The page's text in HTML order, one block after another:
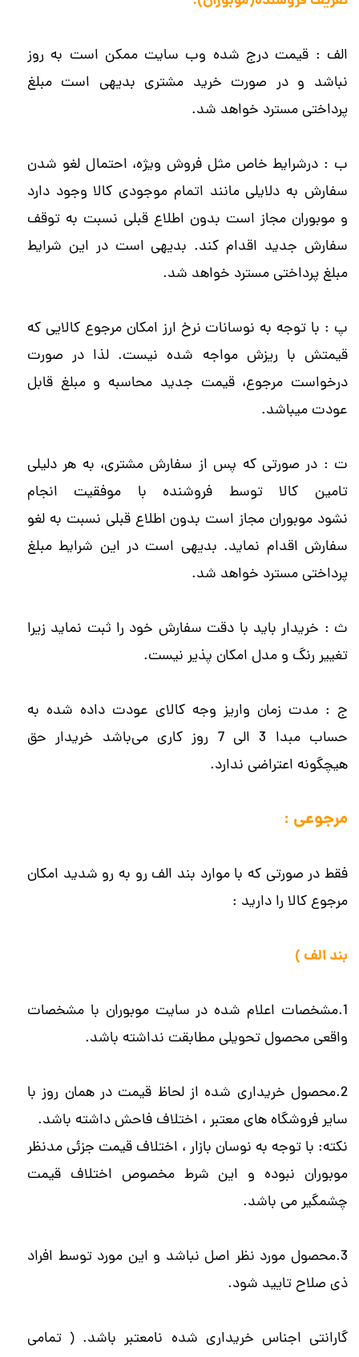
الف : قیمت درج شده وب سایت ممکن است به روز
نباشد و در صورت خرید مشتری بدیهی است مبلغ
پرداختی مسترد خواهد شد.​​​​​​​
ب : درشرایط خاص مثل فروش ویژه، احتمال لغو شدن
سفارش به دلایلی مانند اتمام موجودی کالا وجود دارد
و موبوران مجاز است بدون اطلاع قبلی نسبت به توقف
سفارش جدید اقدام کند. بدیهی است در این شرایط
مبلغ پرداختی مسترد خواهد شد.​​​​​​​
پ : با توجه به نوسانات نرخ ارز امکان مرجوع کالایی که
قیمتش با ریزش مواجه شده نیست. لذا در صورت
درخواست مرجوع، قیمت جدید محاسبه و مبلغ قابل
عودت میباشد.
ت : در صورتی که پس از سفارش مشتری، به هر دلیلی
تامین کالا توسط فروشنده با موفقیت انجام
نشود موبوران مجاز است بدون اطلاع قبلی نسبت به لغو
سفارش اقدام نماید. بدیهی است در این شرایط مبلغ
پرداختی مسترد خواهد شد.
ث : خریدار باید با دقت سفارش خود را ثبت نماید زیرا
تغییر رنگ و مدل امکان پذیر نیست.
ج : مدت زمان واریز وجه کالای عودت داده شده به
حساب مبدا 3 الی 7 روز کاری می‌باشد خریدار حق
هیچگونه اعتراضی ندارد.
مرجوعی :
فقط در صورتی که با موارد بند الف رو به رو شدید امکان
مرجوع کالا را دارید :
بند الف )
1.مشخصات اعلام شده در سایت موبوران با مشخصات
واقعی محصول تحویلی مطابقت نداشته باشد.
2.محصول خریداری شده از لحاظ قیمت در همان روز با
سایر فروشگاه های معتبر ، اختلاف فاحش داشته باشد.
نکته: با توجه به نوسان بازار ، اختلاف قیمت جزئی مدنظر
موبوران نبوده و این شرط مخصوص اختلاف قیمت
چشمگیر می باشد.
3.محصول مورد نظر اصل نباشد و این مورد توسط افراد
ذی صلاح تایید شود.
گارانتی اجناس خریداری شده نامعتبر باشد. ( تمامی